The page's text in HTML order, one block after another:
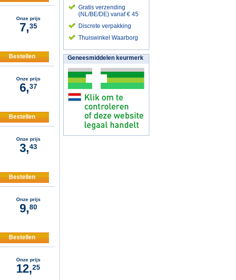
Onze prijs
7,35
Bestellen
Onze prijs
6,37
Bestellen
Onze prijs
3,43
Bestellen
Onze prijs
9,80
Bestellen
Onze prijs
12,25
Gratis verzending
(NL/BE/DE) vanaf € 45
Discrete verpakking
Thuiswinkel Waarborg
Geneesmiddelen keurmerk